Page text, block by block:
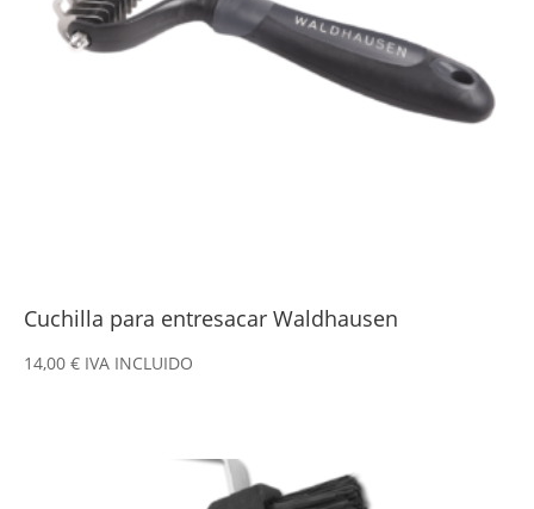
Cuchilla para entresacar Waldhausen
14,00 € IVA INCLUIDO